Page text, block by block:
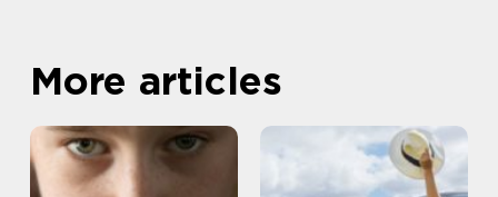
More articles